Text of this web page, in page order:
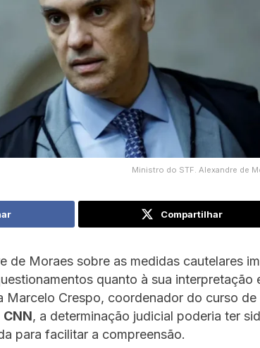
Ministro do STF. Alexandre de
Compartilhar
de Moraes sobre as medidas cautelares
quanto à sua interpretação
Marcelo Crespo, coordenador do curso de
CNN, a determinação judicial poderia ter
para facilitar a compreensão.